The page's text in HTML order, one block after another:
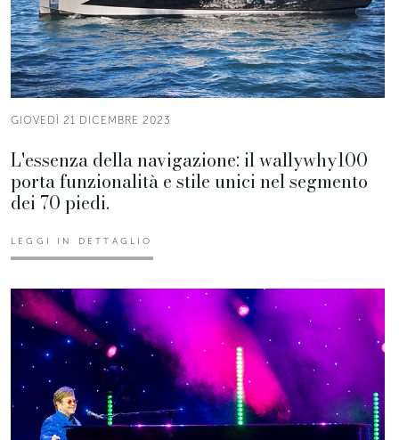
GIOVEDÌ 21 DICEMBRE 2023
L'essenza della navigazione: il wallywhy100
porta funzionalità e stile unici nel segmento
dei 70 piedi.
LEGGI IN DETTAGLIO